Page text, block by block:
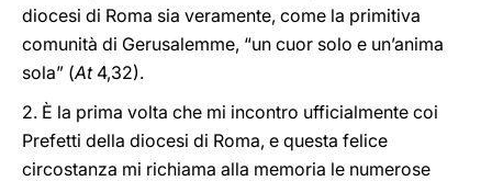
diocesi di Roma sia veramente, come la primitiva
comunità di Gerusalemme, “un cuor solo e un’anima
sola” (At4,32).
2. È la prima volta che mi incontro ufficialmente coi
Prefetti della diocesi di Roma, e questa felice
circostanza mi richiama alla memoria le numerose